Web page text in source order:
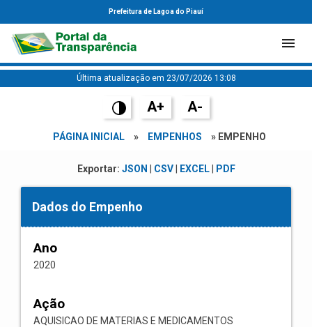
Prefeitura de Lagoa do Piauí
Última atualização em 23/07/2026 13:08
A+ A-
PÁGINA INICIAL » EMPENHOS » EMPENHO
Exportar: JSON CSV| EXCEL| PDF
Dados do Empenho
Ano
2020
Ação
AQUISICAO DE MATERIAS E MEDICAMENTOS